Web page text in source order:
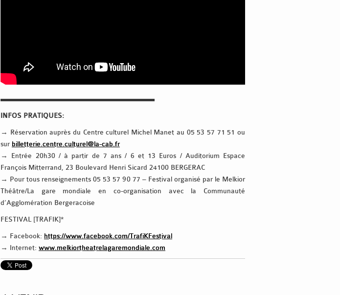
▬▬▬▬▬▬▬▬▬▬▬▬▬▬▬▬▬▬▬▬▬
INFOS PRATIQUES:
→ Réservation auprès du Centre culturel Michel Manet au 05 53 57 71 51 ou
sur billetterie.centre.culturel@la-cab.fr
→ Entrée 20h30 / à partir de 7 ans / 6 et 13 Euros / Auditorium Espace
François Mitterrand, 23 Boulevard Henri Sicard 24100 BERGERAC
→ Pour tous renseignements 05 53 57 90 77 – Festival organisé par le Melkior
Théâtre/La gare mondiale en co-organisation avec la Communauté
d’Agglomération Bergeracoise
FESTIVAL [TRAFIK]*
→ Facebook: https://www.facebook.com/TrafiKFestival
→ Internet: www.melkiortheatrelagaremondiale.com